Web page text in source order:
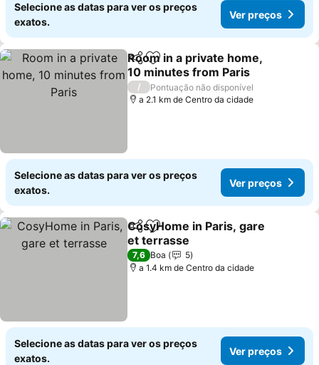
Selecione as datas para ver os preços
exatos.
Ver preços
PartilharAdicionar aos favoritos
Room in a private home,
10 minutes from Paris
Ver preços
/
Pontuação não disponível
a 2.1 km de Centro da cidade
Selecione as datas para ver os preços
exatos.
Ver preços
PartilharAdicionar aos favoritos
CosyHome in Paris, gare
et terrasse
Ver preços
7,6 Boa
5
a 1.4 km de Centro da cidade
Selecione as datas para ver os preços
exatos.
Ver preços